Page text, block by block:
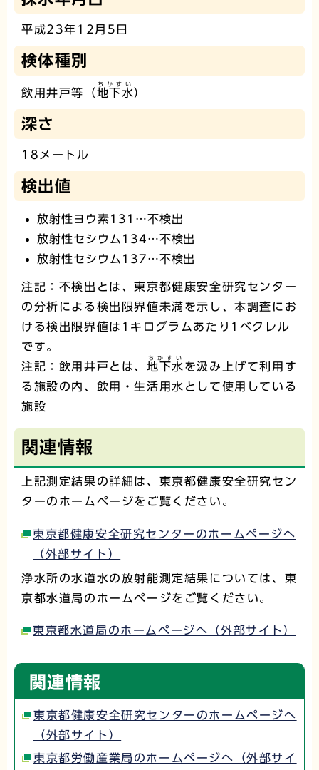
平成23年12月5日
検体種別
飲用井戸等（地下水
ちかすい
）
深さ
18メートル
検出値
放射性ヨウ素131…不検出
放射性セシウム134…不検出
放射性セシウム137…不検出
注記：不検出とは、東京都健康安全研究センター
の分析による検出限界値未満を示し、本調査にお
ける検出限界値は1キログラムあたり1ベクレル
です。
注記：飲用井戸とは、 地下水
ちかすい
を汲み上げて利用す
る施設の内、飲用・生活用水として使用している
施設
関連情報
上記測定結果の詳細は、東京都健康安全研究セン
ターのホームページをご覧ください。
東京都健康安全研究センターのホームページへ
（外部サイト）
浄水所の水道水の放射能測定結果については、東
京都水道局のホームページをご覧ください。
東京都水道局のホームページへ（外部サイト）
関連情報
東京都健康安全研究センターのホームページへ
（外部サイト）
東京都労働産業局のホームページへ（外部サイ